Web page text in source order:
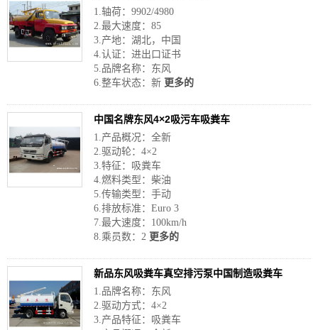
1.轴荷：9902/4980
2.最大速度：85
3.产地：湖北，中国
4.认证：进出口证书
5.品牌名称：东风
6.整车状态：新 更多的
中国名牌东风4×2吸污车吸粪车
1.产品概况：全新
2.驱动轮：4×2
3.特征：吸粪车
4.燃料类型：柴油
5.传输类型：手动
6.排放标准：Euro 3
7.最大速度：100km/h
8.乘员数：2 更多的
新品东风吸粪车真空排污泵中国制造吸粪车
1.品牌名称：东风
2.驱动方式：4×2
3.产品特征：吸粪车